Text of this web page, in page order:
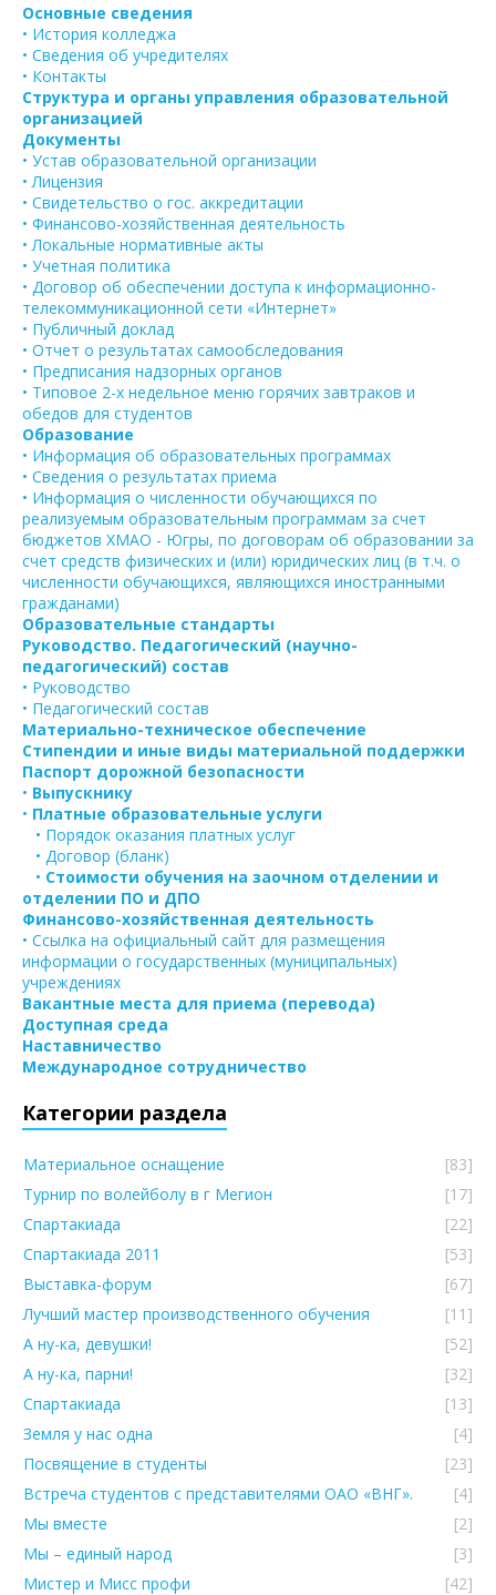
Основные сведения
• История колледжа
• Сведения об учредителях
• Контакты
Структура и органы управления образовательной
организацией
Документы
• Устав образовательной организации
• Лицензия
• Свидетельство о гос. аккредитации
• Финансово-хозяйственная деятельность
• Локальные нормативные акты
• Учетная политика
• Договор об обеспечении доступа к информационно-
телекоммуникационной сети «Интернет»
• Публичный доклад
• Отчет о результатах самообследования
• Предписания надзорных органов
• Типовое 2-х недельное меню горячих завтраков и
обедов для студентов
Образование
• Информация об образовательных программах
• Сведения о результатах приема
• Информация о численности обучающихся по
реализуемым образовательным программам за счет
бюджетов ХМАО - Югры, по договорам об образовании за
счет средств физических и (или) юридических лиц (в т.ч. о
численности обучающихся, являющихся иностранными
гражданами)
Образовательные стандарты
Руководство. Педагогический (научно-
педагогический) состав
• Руководство
• Педагогический состав
Материально-техническое обеспечение
Стипендии и иные виды материальной поддержки
Паспорт дорожной безопасности
• Выпускнику
• Платные образовательные услуги
• Порядок оказания платных услуг
• Договор (бланк)
• Стоимости обучения на заочном отделении и
отделении ПО и ДПО
Финансово-хозяйственная деятельность
• Ссылка на официальный сайт для размещения
информации о государственных (муниципальных)
учреждениях
Вакантные места для приема (перевода)
Доступная среда
Наставничество
Международное сотрудничество
Категории раздела
Материальное оснащение
[83]
Турнир по волейболу в г Мегион
[17]
Спартакиада
[22]
Спартакиада 2011
[53]
Выставка-форум
[67]
Лучший мастер производственного обучения
[11]
А ну-ка, девушки!
[52]
А ну-ка, парни!
[32]
Спартакиада
[13]
Земля у нас одна
[4]
Посвящение в студенты
[23]
Встреча студентов с представителями ОАО «ВНГ».
[4]
Мы вместе
[2]
Мы – единый народ
[3]
Мистер и Мисс профи
[42]